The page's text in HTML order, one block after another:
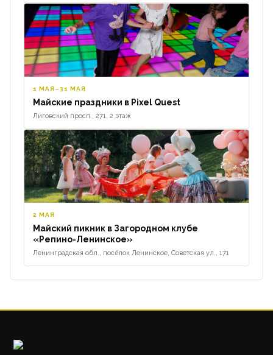
1 МАЯ–31 МАЯ
Майские праздники в Pixel Quest
Лиговский просп., 271, 2 этаж
2 МАЯ
Майский пикник в Загородном клубе
«Репино-Ленинское»
Ленинградская обл., посёлок Ленинское, Советская ул., 171